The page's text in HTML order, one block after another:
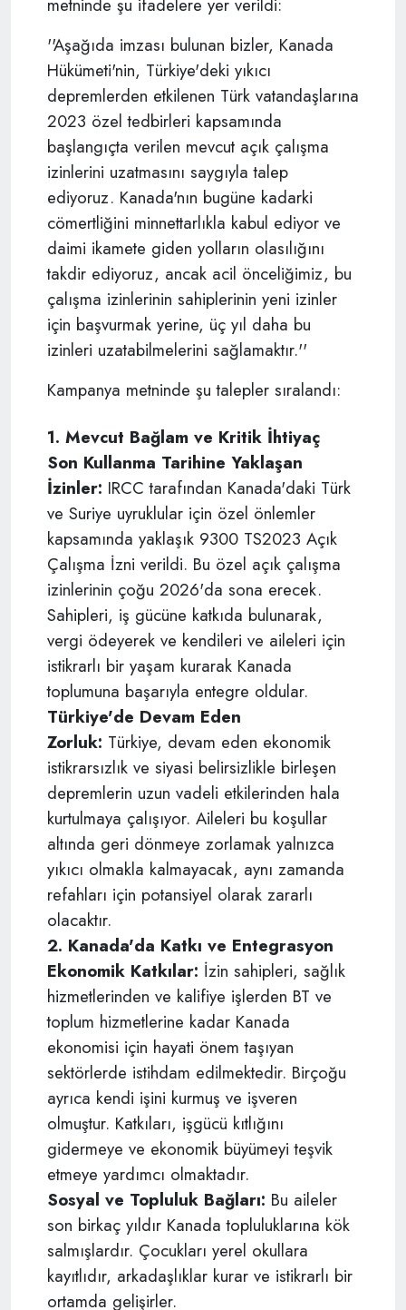
''Aşağıda imzası bulunan bizler, Kanada
Hükümeti'nin, Türkiye'deki yıkıcı
depremlerden etkilenen Türk vatandaşlarına
2023 özel tedbirleri kapsamında
başlangıçta verilen mevcut açık çalışma
izinlerini uzatmasını saygıyla talep
ediyoruz. Kanada'nın bugüne kadarki
cömertliğini minnettarlıkla kabul ediyor ve
daimi ikamete giden yolların olasılığını
takdir ediyoruz, ancak acil önceliğimiz, bu
çalışma izinlerinin sahiplerinin yeni izinler
için başvurmak yerine, üç yıl daha bu
izinleri uzatabilmelerini sağlamaktır.''
Kampanya metninde şu talepler sıralandı:
1. Mevcut Bağlam ve Kritik İhtiyaç
Son Kullanma Tarihine Yaklaşan
İzinler: IRCC tarafından Kanada'daki Türk
ve Suriye uyruklular için özel önlemler
kapsamında yaklaşık 9300 TS2023 Açık
Çalışma İzni verildi. Bu özel açık çalışma
izinlerinin çoğu 2026'da sona erecek.
Sahipleri, iş gücüne katkıda bulunarak,
vergi ödeyerek ve kendileri ve aileleri için
istikrarlı bir yaşam kurarak Kanada
toplumuna başarıyla entegre oldular.
Türkiye'de Devam Eden
Zorluk: Türkiye, devam eden ekonomik
istikrarsızlık ve siyasi belirsizlikle birleşen
depremlerin uzun vadeli etkilerinden hala
kurtulmaya çalışıyor. Aileleri bu koşullar
altında geri dönmeye zorlamak yalnızca
yıkıcı olmakla kalmayacak, aynı zamanda
refahları için potansiyel olarak zararlı
olacaktır.
2. Kanada'da Katkı ve Entegrasyon
Ekonomik Katkılar: İzin sahipleri, sağlık
hizmetlerinden ve kalifiye işlerden BT ve
toplum hizmetlerine kadar Kanada
ekonomisi için hayati önem taşıyan
sektörlerde istihdam edilmektedir. Birçoğu
ayrıca kendi işini kurmuş ve işveren
olmuştur. Katkıları, işgücü kıtlığını
gidermeye ve ekonomik büyümeyi teşvik
etmeye yardımcı olmaktadır.
Sosyal ve Topluluk Bağları: Bu aileler
son birkaç yıldır Kanada topluluklarına kök
salmışlardır. Çocukları yerel okullara
kayıtlıdır, arkadaşlıklar kurar ve istikrarlı bir
ortamda gelişirler.